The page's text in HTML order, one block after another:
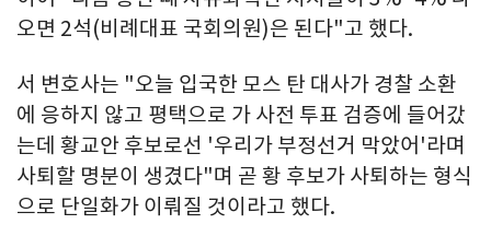
오면 2석(비례대표 국회의원)은 된다"고 했다.
서 변호사는 "오늘 입국한 모스 탄 대사가 경찰 소환
에 응하지 않고 평택으로 가 사전 투표 검증에 들어갔
는데 황교안 후보로선 '우리가 부정선거 막았어'라며
사퇴할 명분이 생겼다"며 곧 황 후보가 사퇴하는 형식
으로 단일화가 이뤄질 것이라고 했다.